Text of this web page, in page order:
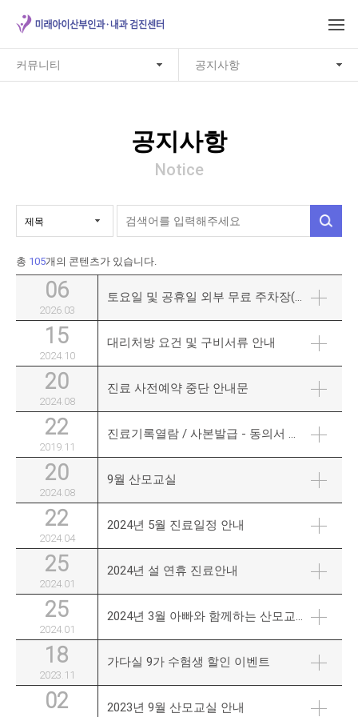
커뮤니티 공지사항
공지사항
Notice
총 105개의 콘텐츠가 있습니다.
06
2026.03
토요일 및 공휴일 외부 무료 주차장(NH서울타워) 이용 안내
15
2024.10
대리처방 요건 및 구비서류 안내
20
2024.08
진료 사전예약 중단 안내문
22
2019.11
진료기록열람 / 사본발급 - 동의서 및 위임장
20
2024.08
9월 산모교실
22
2024.04
2024년 5월 진료일정 안내
25
2024.01
2024년 설 연휴 진료안내
25
2024.01
2024년 3월 아빠와 함께하는 산모교실
18
2023.11
가다실 9가 수험생 할인 이벤트
02 2023년 9월 산모교실 안내